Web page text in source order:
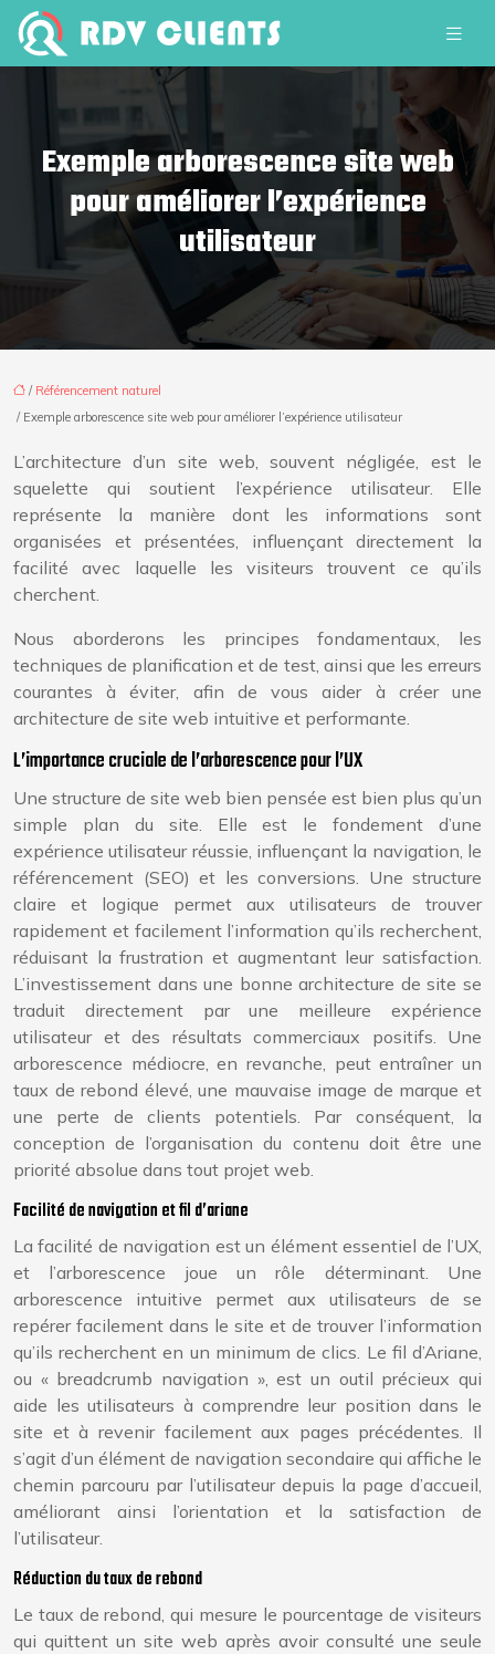
Exemple arborescence site web
pour améliorer l’expérience
utilisateur
/ Référencement naturel
/ Exemple arborescence site web pour améliorer l’expérience utilisateur
L’architecture d’un site web, souvent négligée, est le
squelette qui soutient l’expérience utilisateur. Elle
représente la manière dont les informations sont
organisées et présentées, influençant directement la
facilité avec laquelle les visiteurs trouvent ce qu’ils
cherchent.
Nous aborderons les principes fondamentaux, les
techniques de planification et de test, ainsi que les erreurs
courantes à éviter, afin de vous aider à créer une
architecture de site web intuitive et performante.
L’importance cruciale de l’arborescence pour l’UX
Une structure de site web bien pensée est bien plus qu’un
simple plan du site. Elle est le fondement d’une
expérience utilisateur réussie, influençant la navigation, le
référencement (SEO) et les conversions. Une structure
claire et logique permet aux utilisateurs de trouver
rapidement et facilement l’information qu’ils recherchent,
réduisant la frustration et augmentant leur satisfaction.
L’investissement dans une bonne architecture de site se
traduit directement par une meilleure expérience
utilisateur et des résultats commerciaux positifs. Une
arborescence médiocre, en revanche, peut entraîner un
taux de rebond élevé, une mauvaise image de marque et
une perte de clients potentiels. Par conséquent, la
conception de l’organisation du contenu doit être une
priorité absolue dans tout projet web.
Facilité de navigation et fil d’ariane
La facilité de navigation est un élément essentiel de l’UX,
et l’arborescence joue un rôle déterminant. Une
arborescence intuitive permet aux utilisateurs de se
repérer facilement dans le site et de trouver l’information
qu’ils recherchent en un minimum de clics. Le fil d’Ariane,
ou « breadcrumb navigation », est un outil précieux qui
aide les utilisateurs à comprendre leur position dans le
site et à revenir facilement aux pages précédentes. Il
s’agit d’un élément de navigation secondaire qui affiche le
chemin parcouru par l’utilisateur depuis la page d’accueil,
améliorant ainsi l’orientation et la satisfaction de
l’utilisateur.
Réduction du taux de rebond
Le taux de rebond, qui mesure le pourcentage de visiteurs
qui quittent un site web après avoir consulté une seule